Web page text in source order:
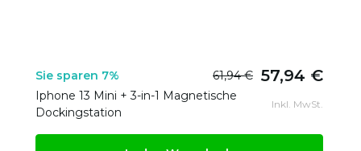
Sie sparen 7% 61,94 € 57,94 €
Iphone 13 Mini + 3-in-1 Magnetische
Dockingstation
Inkl. MwSt.